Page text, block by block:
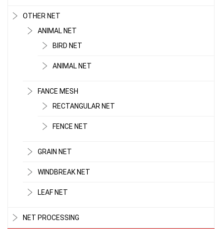
OTHER NET
ANIMAL NET
BIRD NET
ANIMAL NET
FANCE MESH
RECTANGULAR NET
FENCE NET
GRAIN NET
WINDBREAK NET
LEAF NET
NET PROCESSING